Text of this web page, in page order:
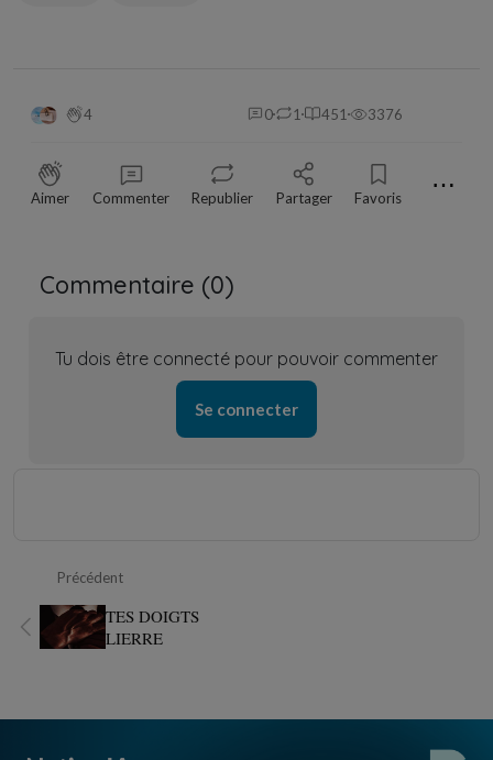
4 0 1 451 3376
Aimer Commenter Republier Partager Favoris ⋯
Commentaire (0)
Tu dois être connecté pour pouvoir commenter
Se connecter
Précédent
TES DOIGTS
LIERRE